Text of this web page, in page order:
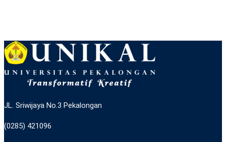
JL. Sriwijaya No.3 Pekalongan
(0285) 421096